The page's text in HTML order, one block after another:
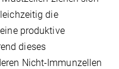
die
produktive
dieses
Nicht-Immunzellen